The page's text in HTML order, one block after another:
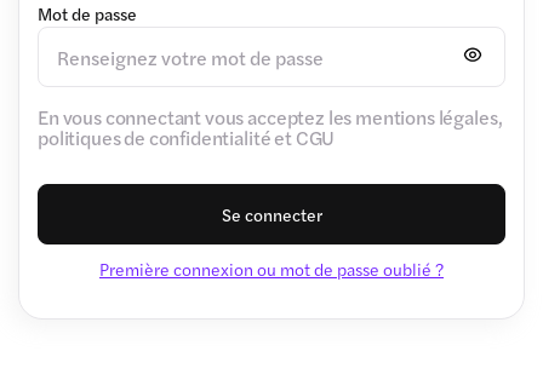
Mot de passe
En vous connectant vous acceptez les mentions légales,
politiques de confidentialité et CGU
Se connecter
Première connexion ou mot de passe oublié ?